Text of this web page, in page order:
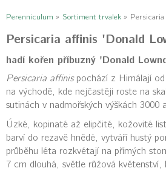
Perenniculum » Sortiment trvalek »
Persicaria affinis 'Donald
hadí kořen příbuzný 'Donald
Persicaria affinispochází z Himálají od
na východě, kde nejčastěji roste na
sutinách v nadmořských výškách 3000
Úzké, kopinaté až elipčité, kožovité
barví do rezavě hnědé, vytváří hustý
průběhu léta rozkvétají na přímých
7 cm dlouhá, světle růžová květenství,